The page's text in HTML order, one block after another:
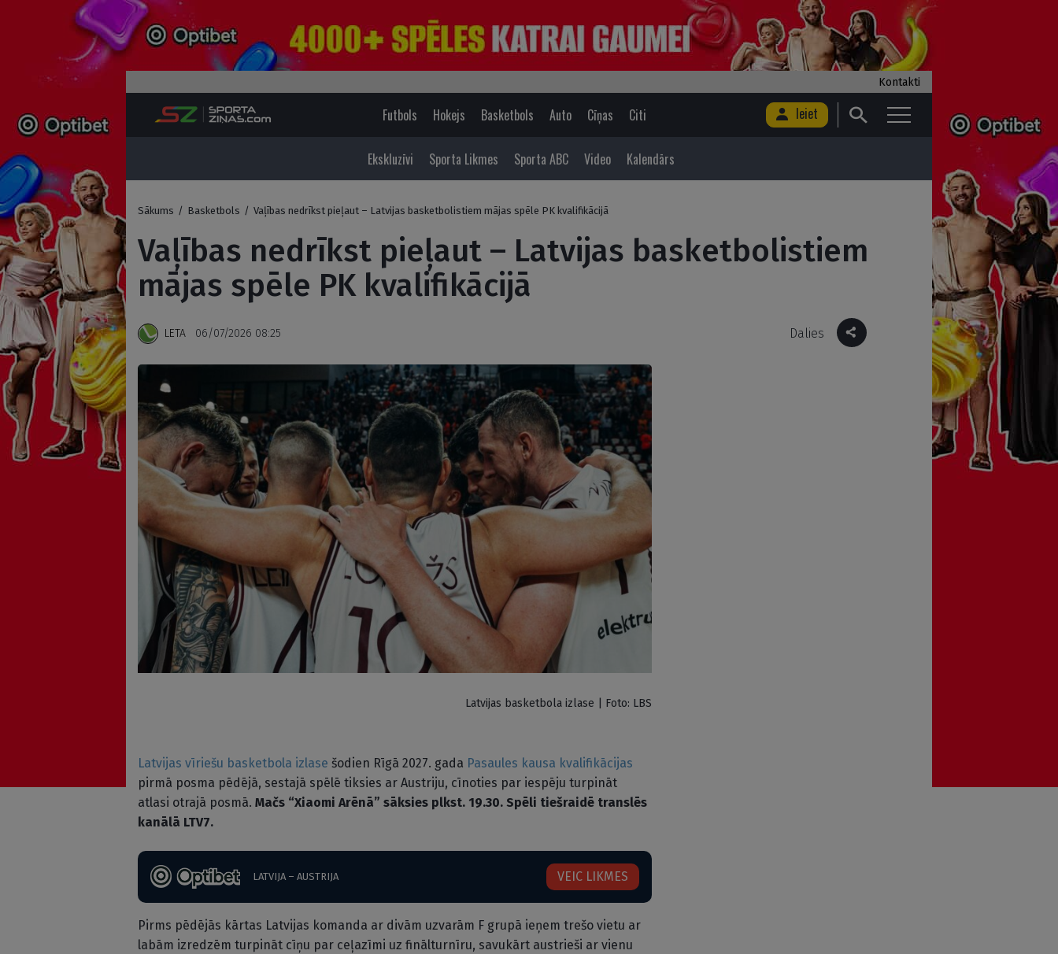
Kontakti
Futbols Hokejs Basketbols Auto Cīņas Citi Ieiet
Ekskluzīvi Sporta Likmes Sporta ABC Video Kalendārs
Sākums / Basketbols / Vaļības nedrīkst pieļaut – Latvijas basketbolistiem mājas spēle PK kvalifikācijā
Vaļības nedrīkst pieļaut – Latvijas basketbolistiem
mājas spēle PK kvalifikācijā
LETA 06/07/2026 08:25 Dalies
Latvijas basketbola izlase | Foto: LBS
Latvijas vīriešu basketbola izlase šodien Rīgā 2027. gada Pasaules kausa kvalifikācijas
pirmā posma pēdējā, sestajā spēlē tiksies ar Austriju, cīnoties par iespēju turpināt
atlasi otrajā posmā. Mačs “Xiaomi Arēnā” sāksies plkst. 19.30. Spēli tiešraidē translēs
kanālā LTV7.
LATVIJA – AUSTRIJA VEIC LIKMES
Pirms pēdējās kārtas Latvijas komanda ar divām uzvarām F grupā ieņem trešo vietu ar
labām izredzēm turpināt cīņu par ceļazīmi uz finālturnīru, savukārt austrieši ar vienu